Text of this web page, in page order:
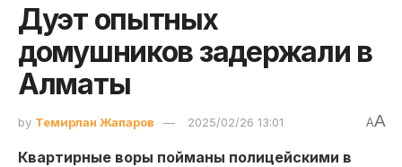
Дуэт опытных
домушников задержали в
Алматы
by Темирлан Жапаров 2025/02/26 13:01 AA
Квартирные воры пойманы полицейскими в